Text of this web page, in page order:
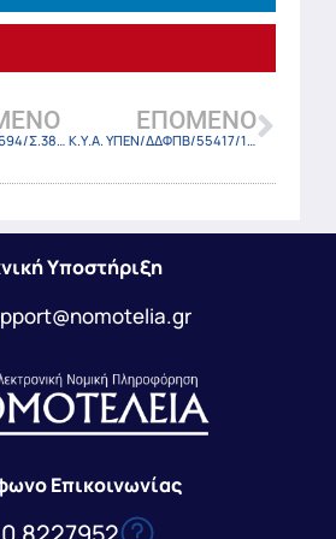
Κ.Υ.Α. Φ.337/13/230694/Σ.3854/23 (ΦΕΚ-3383 Β/19-5-23)
ΕΠΌΜΕΝΟ
Κ.Υ.Α. ΥΠΕΝ/ΔΔΦΠΒ/55417/1958/23 (ΦΕΚ 3376 Β/19-5-2023)
Υποστήριξη
Επικοινωνίας